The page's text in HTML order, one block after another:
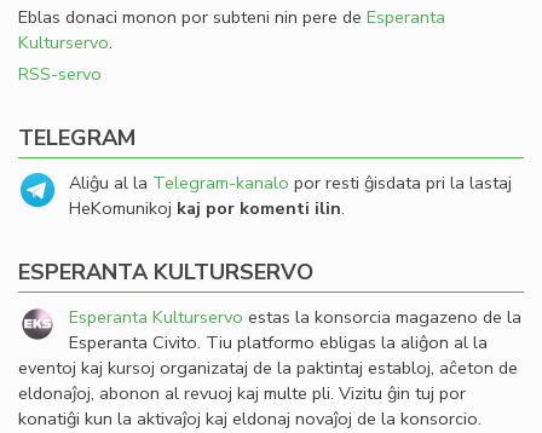
Eblas donaci monon por subteni nin pere de Esperanta
Kulturservo.
RSS-servo
TELEGRAM
Aliĝu al la Telegram-kanalo por resti ĝisdata pri la lastaj
HeKomunikoj kaj por komenti ilin.
ESPERANTA KULTURSERVO
Esperanta Kulturservo estas la konsorcia magazeno de la
Esperanta Civito. Tiu platformo ebligas la aliĝon al la
eventoj kaj kursoj organizataj de la paktintaj establoj, aĉeton de
eldonaĵoj, abonon al revuoj kaj multe pli. Vizitu ĝin tuj por
konatiĝi kun la aktivaĵoj kaj eldonaj novaĵoj de la konsorcio.